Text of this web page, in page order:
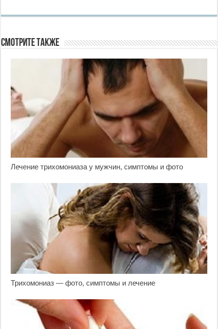
Смотрите также
Лечение трихомониаза у мужчин, симптомы и фото
Трихомониаз — фото, симптомы и лечение